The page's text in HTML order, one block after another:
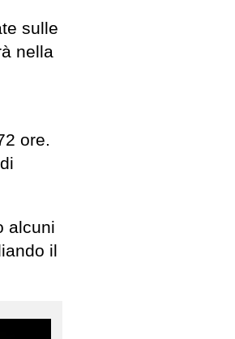
sulle
nella
ore.
alcuni
il